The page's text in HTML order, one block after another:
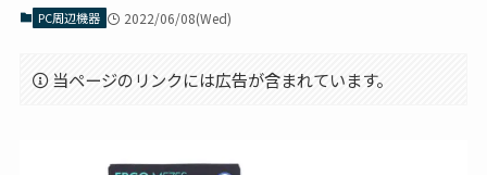
PC周辺機器 2022/06/08(Wed)
当ページのリンクには広告が含まれています。